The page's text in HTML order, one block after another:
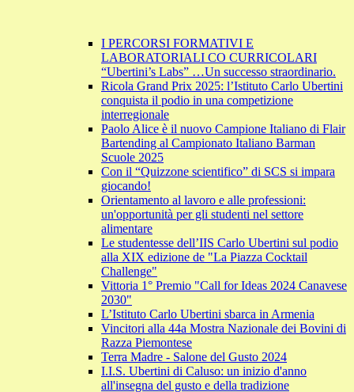
I PERCORSI FORMATIVI E
LABORATORIALI CO CURRICOLARI
“Ubertini’s Labs” …Un successo straordinario.
Ricola Grand Prix 2025: l’Istituto Carlo Ubertini
conquista il podio in una competizione
interregionale
Paolo Alice è il nuovo Campione Italiano di Flair
Bartending al Campionato Italiano Barman
Scuole 2025
Con il “Quizzone scientifico” di SCS si impara
giocando!
Orientamento al lavoro e alle professioni:
un'opportunità per gli studenti nel settore
alimentare
Le studentesse dell’IIS Carlo Ubertini sul podio
alla XIX edizione de "La Piazza Cocktail
Challenge"
Vittoria 1° Premio "Call for Ideas 2024 Canavese
2030"
L’Istituto Carlo Ubertini sbarca in Armenia
Vincitori alla 44a Mostra Nazionale dei Bovini di
Razza Piemontese
Terra Madre - Salone del Gusto 2024
I.I.S. Ubertini di Caluso: un inizio d'anno
all'insegna del gusto e della tradizione